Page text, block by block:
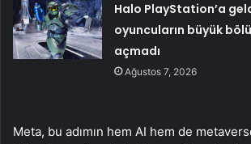
Halo PlayStation’a
oyuncuların büyük
açmadı
Ağustos 7, 2026
Meta, bu adımın hem AI hem de